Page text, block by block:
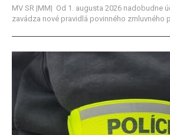
MV SR |MM| Od 1. augusta 2026 nadobudne
zavádza nové pravidlá povinného zmluvného